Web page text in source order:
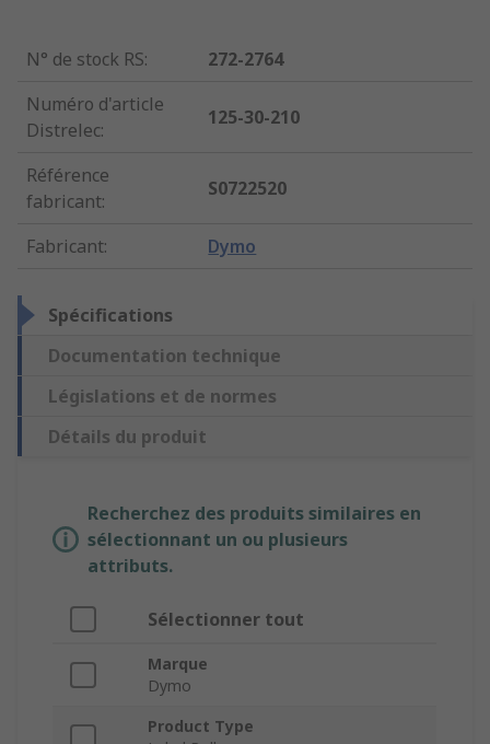
N° de stock RS:
272-2764
Numéro d'article
Distrelec:
125-30-210
Référence
fabricant:
S0722520
Fabricant: Dymo
Spécifications
Documentation technique
Législations et de normes
Détails du produit
Recherchez des produits similaires en
sélectionnant un ou plusieurs
attributs.
Sélectionner tout
Marque
Dymo
Product Type